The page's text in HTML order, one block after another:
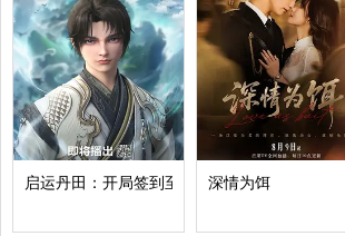
启运丹田：开局签到至尊丹田深情为饵